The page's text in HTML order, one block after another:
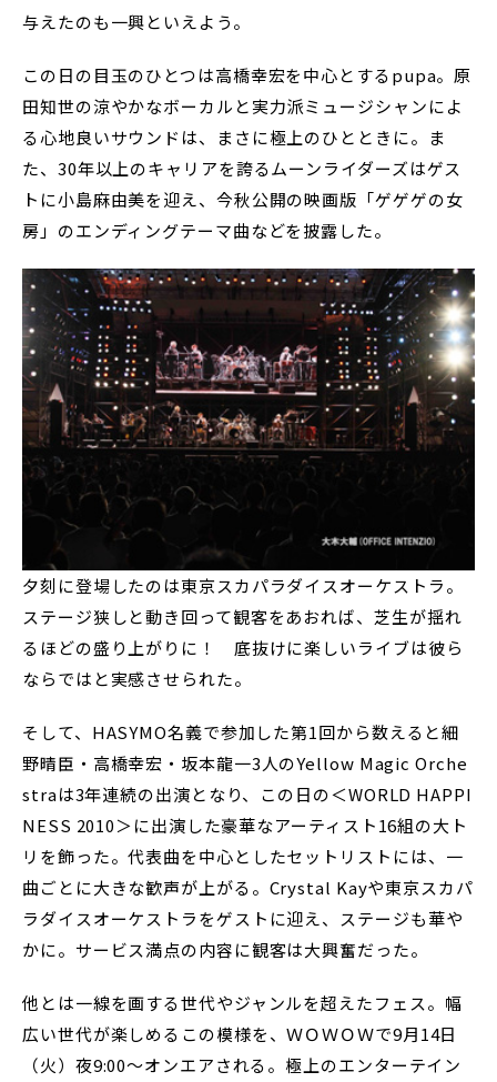
与えたのも一興といえよう。
この日の目玉のひとつは高橋幸宏を中心とするpupa。原
田知世の涼やかなボーカルと実力派ミュージシャンによ
る心地良いサウンドは、まさに極上のひとときに。ま
た、30年以上のキャリアを誇るムーンライダーズはゲス
トに小島麻由美を迎え、今秋公開の映画版「ゲゲゲの女
房」のエンディングテーマ曲などを披露した。
夕刻に登場したのは東京スカパラダイスオーケストラ。
ステージ狭しと動き回って観客をあおれば、芝生が揺れ
るほどの盛り上がりに！ 底抜けに楽しいライブは彼ら
ならではと実感させられた。
そして、HASYMO名義で参加した第1回から数えると細
野晴臣・高橋幸宏・坂本龍一3人のYellow Magic Orche
straは3年連続の出演となり、この日の＜WORLD HAPPI
NESS 2010＞に出演した豪華なアーティスト16組の大ト
リを飾った。代表曲を中心としたセットリストには、一
曲ごとに大きな歓声が上がる。Crystal Kayや東京スカパ
ラダイスオーケストラをゲストに迎え、ステージも華や
かに。サービス満点の内容に観客は大興奮だった。
他とは一線を画する世代やジャンルを超えたフェス。幅
広い世代が楽しめるこの模様を、ＷＯＷＯＷで9月14日
（火）夜9:00～オンエアされる。極上のエンターテイン